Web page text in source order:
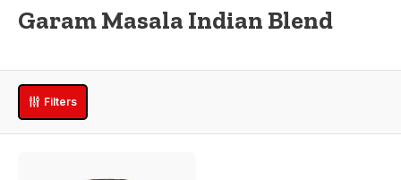
Garam Masala Indian Blend
Filters